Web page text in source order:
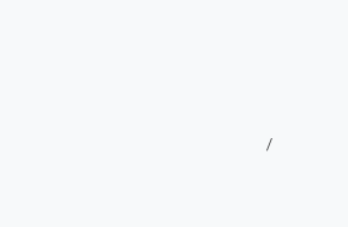
/